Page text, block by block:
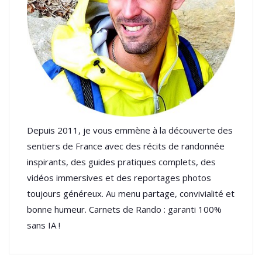
Depuis 2011, je vous emmène à la découverte des
sentiers de France avec des récits de randonnée
inspirants, des guides pratiques complets, des
vidéos immersives et des reportages photos
toujours généreux. Au menu partage, convivialité et
bonne humeur. Carnets de Rando : garanti 100%
sans IA !